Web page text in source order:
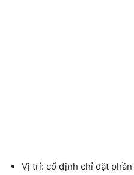
Vị trí: cố định chỉ đặt